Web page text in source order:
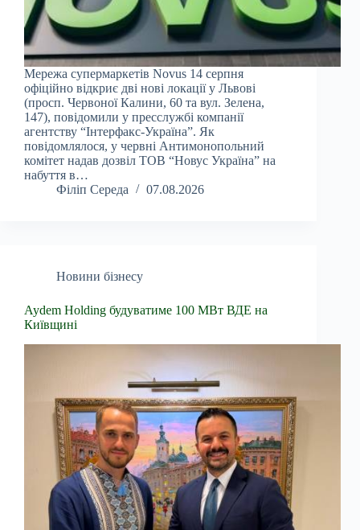
Мережа супермаркетів Novus 14 серпня
офіційно відкриє дві нові локації у Львові
(просп. Червоної Калини, 60 та вул. Зелена,
147), повідомили у пресслужбі компанії
агентству “Інтерфакс-Україна”. Як
повідомлялося, у червні Антимонопольний
комітет надав дозвіл ТОВ “Новус Україна” на
набуття в…
Філіп Середа
07.08.2026
Новини бізнесу
Aydem Holding будуватиме 100 МВт ВДЕ на
Київщині